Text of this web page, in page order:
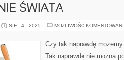
ŚWIATA
SIE - 4 - 2025 MOŻLIWOŚĆ
Czy tak naprawdę
Tak naprawdę nie można